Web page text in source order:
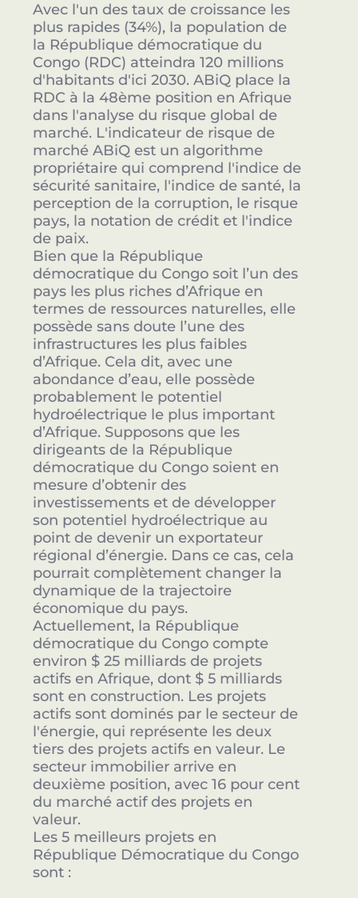
Avec l'un des taux de croissance les
plus rapides (34%), la population de
la République démocratique du
Congo (RDC) atteindra 120 millions
d'habitants d'ici 2030. ABiQ place la
RDC à la 48ème position en Afrique
dans l'analyse du risque global de
marché. L'indicateur de risque de
marché ABiQ est un algorithme
propriétaire qui comprend l'indice de
sécurité sanitaire, l'indice de santé, la
perception de la corruption, le risque
pays, la notation de crédit et l'indice
de paix.
Bien que la République
démocratique du Congo soit l’un des
pays les plus riches d’Afrique en
termes de ressources naturelles, elle
possède sans doute l’une des
infrastructures les plus faibles
d’Afrique. Cela dit, avec une
abondance d’eau, elle possède
probablement le potentiel
hydroélectrique le plus important
d’Afrique. Supposons que les
dirigeants de la République
démocratique du Congo soient en
mesure d’obtenir des
investissements et de développer
son potentiel hydroélectrique au
point de devenir un exportateur
régional d’énergie. Dans ce cas, cela
pourrait complètement changer la
dynamique de la trajectoire
économique du pays.
Actuellement, la République
démocratique du Congo compte
environ $ 25 milliards de projets
actifs en Afrique, dont $ 5 milliards
sont en construction. Les projets
actifs sont dominés par le secteur de
l'énergie, qui représente les deux
tiers des projets actifs en valeur. Le
secteur immobilier arrive en
deuxième position, avec 16 pour cent
du marché actif des projets en
valeur.
Les 5 meilleurs projets en
République Démocratique du Congo
sont :